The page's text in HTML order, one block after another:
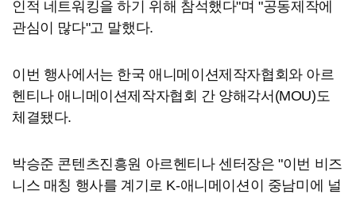
인적 네트워킹을 하기 위해 참석했다"며 "공동제작에
관심이 많다"고 말했다.
이번 행사에서는 한국 애니메이션제작자협회와 아르
헨티나 애니메이션제작자협회 간 양해각서(MOU)도
체결됐다.
박승준 콘텐츠진흥원 아르헨티나 센터장은 "이번 비즈
니스 매칭 행사를 계기로 K-애니메이션이 중남미에 널